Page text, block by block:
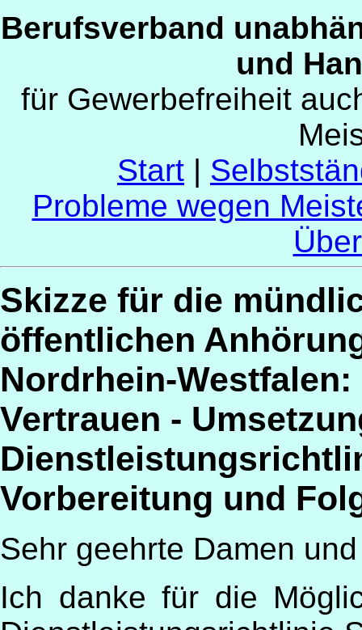
Berufsverband
und
für Gewerbefreiheit
Start |
Probleme wegen
Skizze für die
öffentlichen
Nordrhein-
Vertrauen -
Vorbereitung und
Sehr geehrte Damen
Ich danke für die